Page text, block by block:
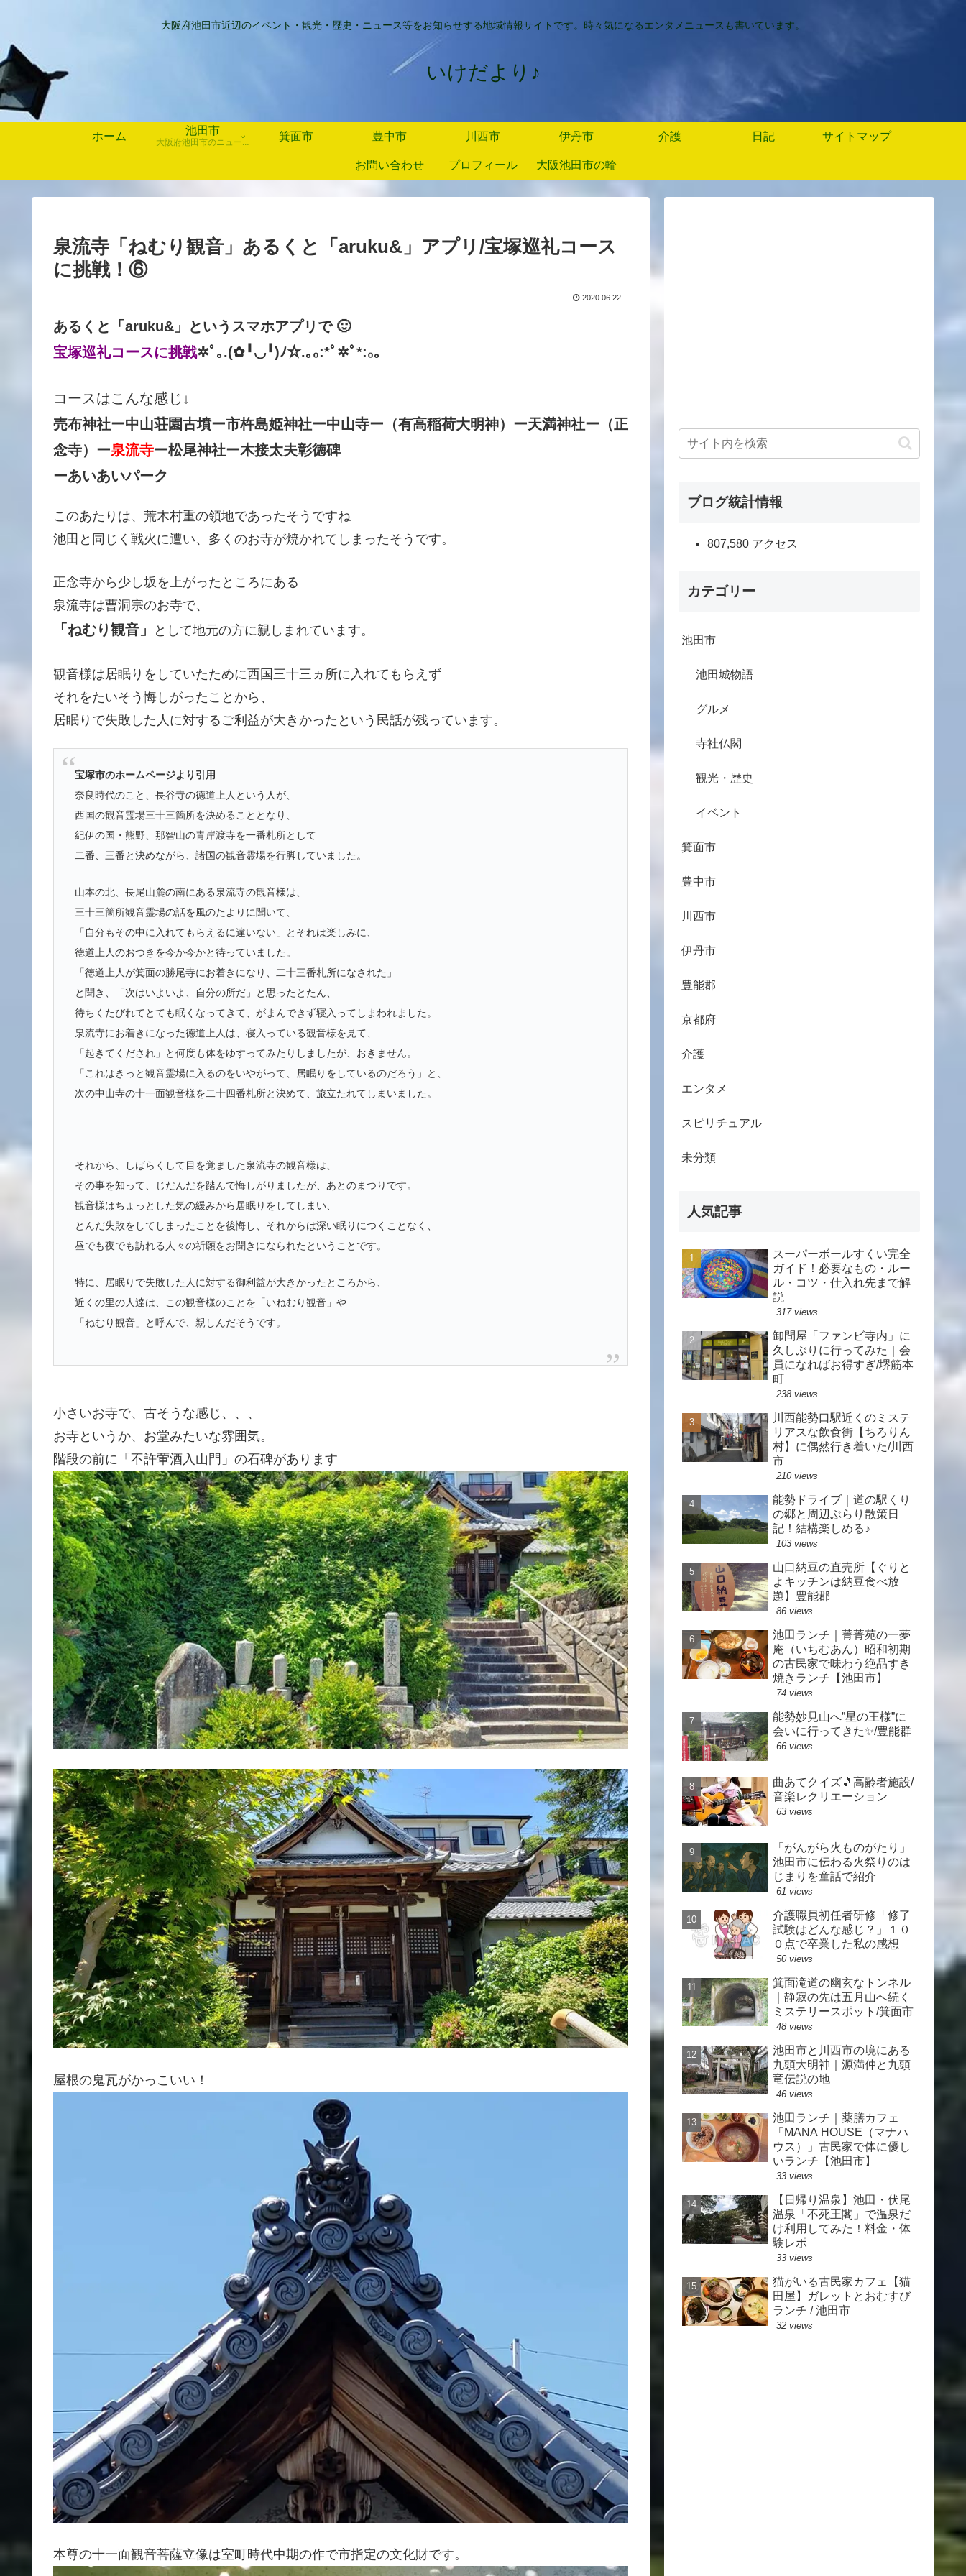
大阪府池田市近辺のイベント・観光・歴史・ニュース等をお知らせする地域情報サイトです。時々気になるエンタメニュースも書いています。
いけだより♪
ホーム
池田市
大阪府池田市のニュース、歴史や行事、お店情報など
箕面市 豊中市 川西市 伊丹市 介護 日記 サイトマップ
お問い合わせ プロフィール 大阪池田市の輪
泉流寺「ねむり観音」あるくと「aruku&」アプリ/宝塚巡礼コース
に挑戦！⑥
2020.06.22
あるくと「aruku&」というスマホアプリで 🙂
宝塚巡礼コースに挑戦✲ﾟ｡.(✿╹◡╹)ﾉ☆.｡₀:*ﾟ✲ﾟ*:₀｡
コースはこんな感じ↓
売布神社ー中山荘園古墳ー市杵島姫神社ー中山寺ー（有高稲荷大明神）ー天満神社ー （正
念寺）ー泉流寺ー松尾神社ー木接太夫彰徳碑
ーあいあいパーク
このあたりは、荒木村重の領地であったそうですね
池田と同じく戦火に遭い、多くのお寺が焼かれてしまったそうです。
正念寺から少し坂を上がったところにある
泉流寺は曹洞宗のお寺で、
「ねむり観音」 として地元の方に親しまれています。
観音様は居眠りをしていたために西国三十三ヵ所に入れてもらえず
それをたいそう悔しがったことから、
居眠りで失敗した人に対するご利益が大きかったという民話が残っています。
宝塚市のホームページより引用
奈良時代のこと、長谷寺の徳道上人という人が、
西国の観音霊場三十三箇所を決めることとなり、
紀伊の国・熊野、那智山の青岸渡寺を一番札所として
二番、三番と決めながら、諸国の観音霊場を行脚していました。
山本の北、長尾山麓の南にある泉流寺の観音様は、
三十三箇所観音霊場の話を風のたよりに聞いて、
「自分もその中に入れてもらえるに違いない」とそれは楽しみに、
徳道上人のおつきを今か今かと待っていました。
「徳道上人が箕面の勝尾寺にお着きになり、二十三番札所になされた」
と聞き、「次はいよいよ、自分の所だ」と思ったとたん、
待ちくたびれてとても眠くなってきて、 がまんできず寝入ってしまわれました。
泉流寺にお着きになった徳道上人は、寝入っている観音様を見て、
「起きてくだされ」と何度も体をゆすってみたりしましたが、 おきません。
「これはきっと観音霊場に入るのをいやがって、居眠りをしているのだろう」と、
次の中山寺の十一面観音様を二十四番札所と決めて、旅立たれてしまいました。
それから、しばらくして目を覚ました泉流寺の観音様は、
その事を知って、じだんだを踏んで悔しがりましたが、あとのまつりです。
観音様はちょっとした気の緩みから居眠りをしてしまい、
とんだ失敗をしてしまったことを後悔し、 それからは深い眠りにつくことなく、
昼でも夜でも訪れる人々の祈願をお聞きになられたということです。
特に、居眠りで失敗した人に対する御利益が大きかったところから、
近くの里の人達は、この観音様のことを「いねむり観音」や
「ねむり観音」と呼んで、 親しんだそうです。
小さいお寺で、古そうな感じ、、、
お寺というか、お堂みたいな雰囲気。
階段の前に「不許葷酒入山門」の石碑があります
屋根の鬼瓦がかっこいい！
本尊の十一面観音菩薩立像は室町時代中期の作で市指定の文化財です。
ブログ統計情報
807,580 アクセス
カテゴリー
池田市
池田城物語
グルメ
寺社仏閣
観光・歴史
イベント
箕面市
豊中市
川西市
伊丹市
豊能郡
京都府
介護
エンタメ
スピリチュアル
未分類
人気記事
スーパーボールすくい完全
ガイド！必要なもの・ルー
ル・コツ・仕入れ先まで解
説
317 views
卸問屋「ファンビ寺内」に
久しぶりに行ってみた｜会
員になればお得すぎ/堺筋本
町
238 views
川西能勢口駅近くのミステ
リアスな飲食街【ちろりん
村】に偶然行き着いた/川西
市
210 views
能勢ドライブ｜道の駅くり
の郷と周辺ぶらり散策日
記！結構楽しめる♪
103 views
山口納豆の直売所【ぐりと
よキッチンは納豆食べ放
題】豊能郡
86 views
池田ランチ｜菁菁苑の一夢
庵（いちむあん）昭和初期
の古民家で味わう絶品すき
焼きランチ【池田市】
74 views
能勢妙見山へ”星の王様”に
会いに行ってきた✨/豊能群
66 views
曲あてクイズ🎵高齢者施設/
音楽レクリエーション
63 views
「がんがら火ものがたり」
池田市に伝わる火祭りのは
じまりを童話で紹介
61 views
介護職員初任者研修「修了
試験はどんな感じ？」１０
０点で卒業した私の感想
50 views
箕面滝道の幽玄なトンネル
｜静寂の先は五月山へ続く
ミステリースポット/箕面市
48 views
池田市と川西市の境にある
九頭大明神｜源満仲と九頭
竜伝説の地
46 views
池田ランチ｜薬膳カフェ
「MANA HOUSE（マナハ
ウス）」古民家で体に優し
いランチ【池田市】
33 views
【日帰り温泉】池田・伏尾
温泉「不死王閣」で温泉だ
け利用してみた！料金・体
験レポ
33 views
猫がいる古民家カフェ【猫
田屋】ガレットとおむすび
ランチ / 池田市
32 views